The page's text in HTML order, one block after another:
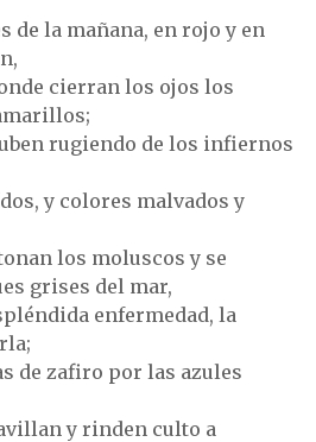
de la mañana, en rojo y en
cierran los ojos los
rugiendo de los infiernos
y colores malvados y
los moluscos y se
grises del mar,
enfermedad, la
de zafiro por las azules
y rinden culto a